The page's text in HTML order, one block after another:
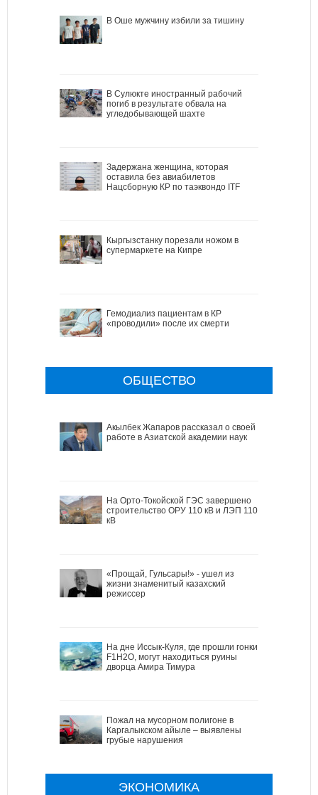
В Оше мужчину избили за тишину
В Сулюкте иностранный рабочий
погиб в результате обвала на
угледобывающей шахте
Задержана женщина, которая
оставила без авиабилетов
Нацсборную КР по таэквондо ITF
Кыргызстанку порезали ножом в
супермаркете на Кипре
Гемодиализ пациентам в КР
«проводили» после их смерти
ОБЩЕСТВО
Акылбек Жапаров рассказал о своей
работе в Азиатской академии наук
На Орто-Токойской ГЭС завершено
строительство ОРУ 110 кВ и ЛЭП 110
кВ
«Прощай, Гульсары!» - ушел из
жизни знаменитый казахский
режиссер
На дне Иссык-Куля, где прошли гонки
F1H2O, могут находиться руины
дворца Амира Тимура
Пожал на мусорном полигоне в
Каргалыкском айыле – выявлены
грубые нарушения
ЭКОНОМИКА